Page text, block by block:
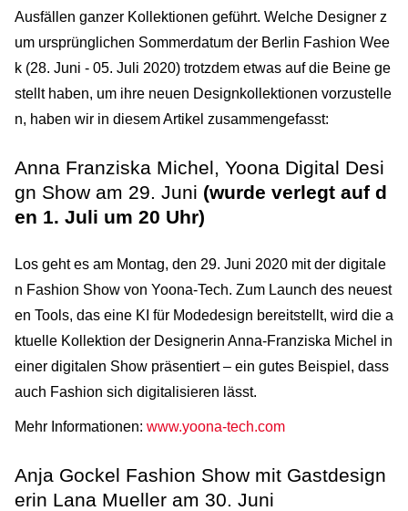
Ausfällen ganzer Kollektionen geführt. Welche Designer z
um ursprünglichen Sommerdatum der Berlin Fashion Wee
k (28. Juni - 05. Juli 2020) trotzdem etwas auf die Beine ge
stellt haben, um ihre neuen Designkollektionen vorzustelle
n, haben wir in diesem Artikel zusammengefasst:
Anna Franziska Michel, Yoona Digital Desi
gn Show am 29. Juni (wurde verlegt auf d
en 1. Juli um 20 Uhr)
Los geht es am Montag, den 29. Juni 2020 mit der digitale
n Fashion Show von Yoona-Tech. Zum Launch des neuest
en Tools, das eine KI für Modedesign bereitstellt, wird die a
ktuelle Kollektion der Designerin Anna-Franziska Michel in
einer digitalen Show präsentiert – ein gutes Beispiel, dass
auch Fashion sich digitalisieren lässt.
Mehr Informationen: www.yoona-tech.com
Anja Gockel Fashion Show mit Gastdesign
erin Lana Mueller am 30. Juni